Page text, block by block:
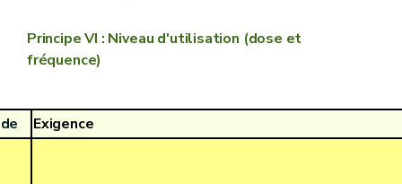
Principe VI : Niveau d'utilisation (dose et
fréquence)
Exigence